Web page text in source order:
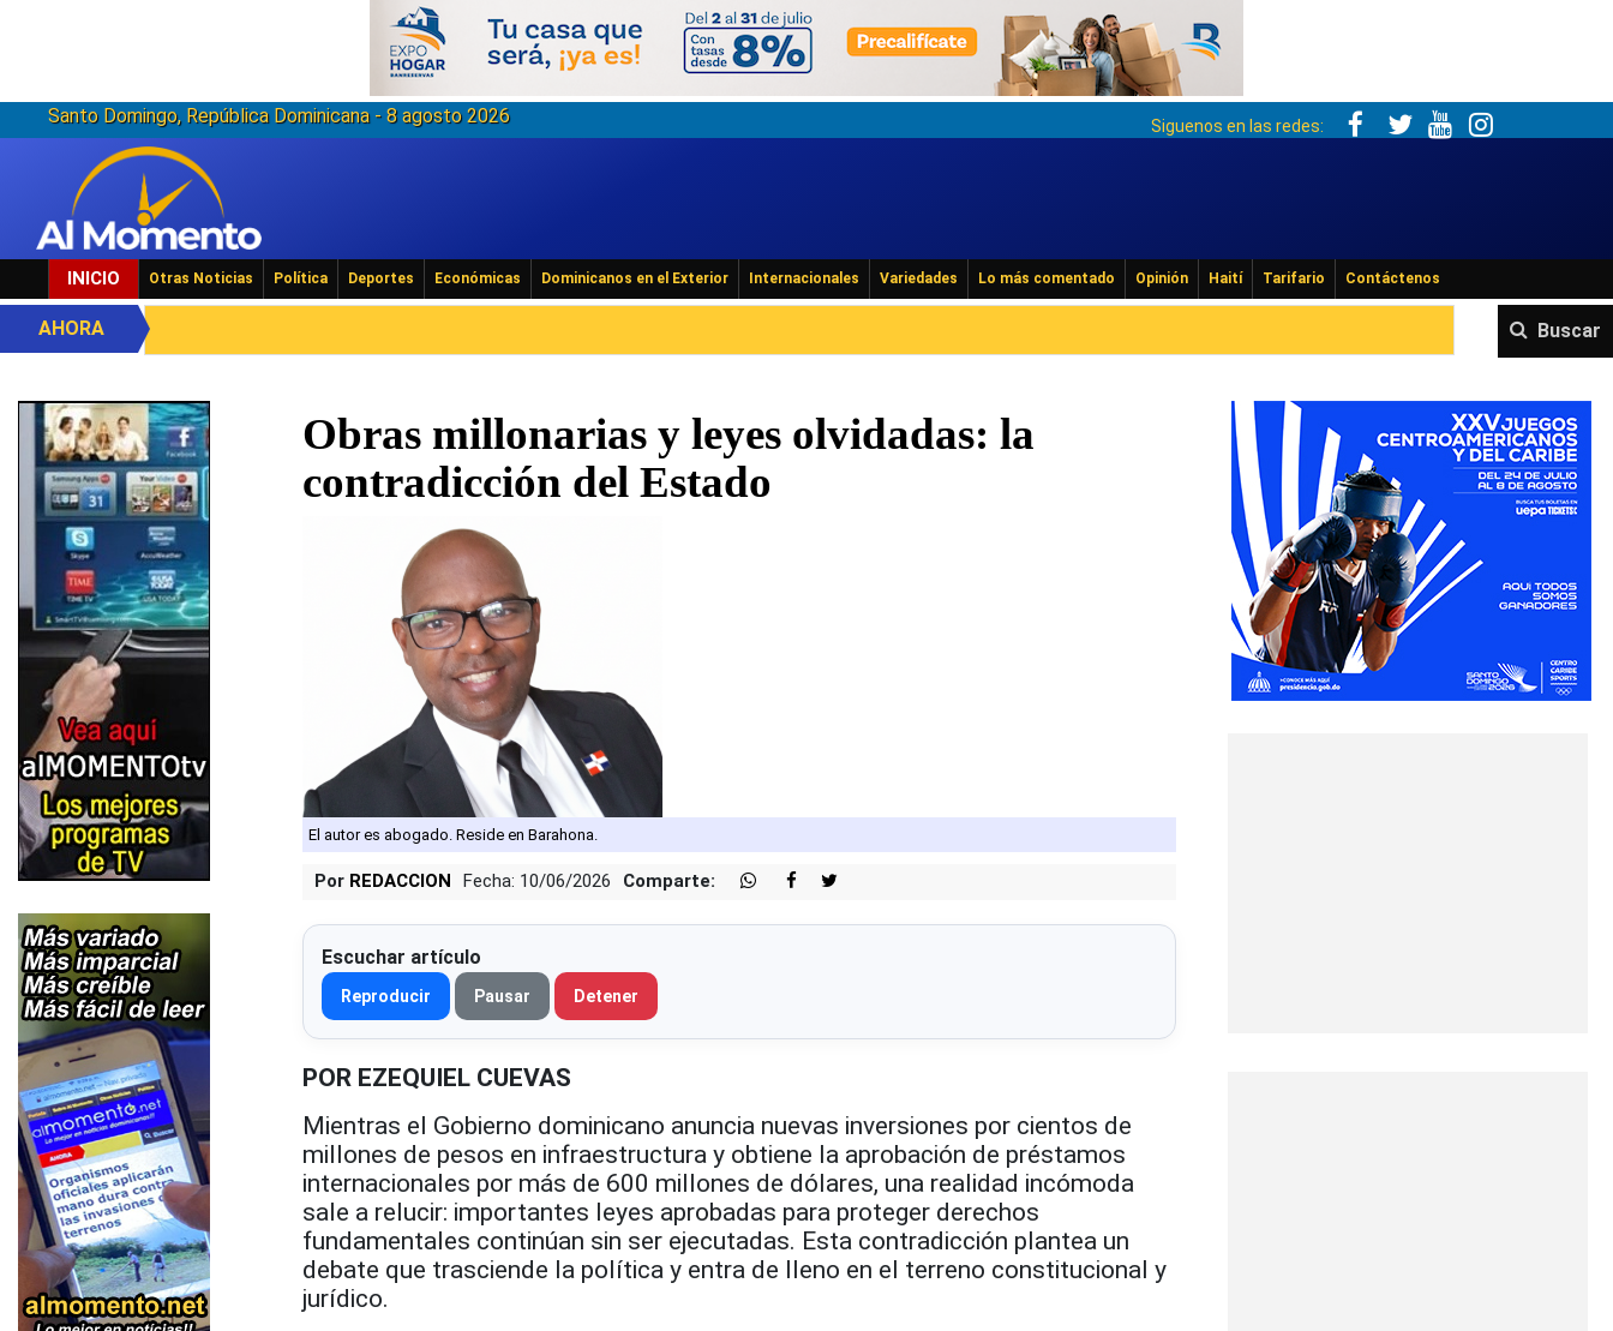
Santo Domingo, República Dominicana - 8 agosto 2026 Siguenos en las redes:
INICIO Otras Noticias Política Deportes Económicas Dominicanos en el Exterior Internacionales Variedades Lo más comentado Opinión Haití Tarifario Contáctenos
Buscar
AHORA
Obras millonarias y leyes olvidadas: la
contradicción del Estado
El autor es abogado. Reside en Barahona.
Por REDACCION Fecha: 10/06/2026 Comparte:
Escuchar artículo
Reproducir Pausar Detener
POR EZEQUIEL CUEVAS
Mientras el Gobierno dominicano anuncia nuevas inversiones por cientos de
millones de pesos en infraestructura y obtiene la aprobación de préstamos
internacionales por más de 600 millones de dólares, una realidad incómoda
sale a relucir: importantes leyes aprobadas para proteger derechos
fundamentales continúan sin ser ejecutadas. Esta contradicción plantea un
debate que trasciende la política y entra de lleno en el terreno constitucional y
jurídico.